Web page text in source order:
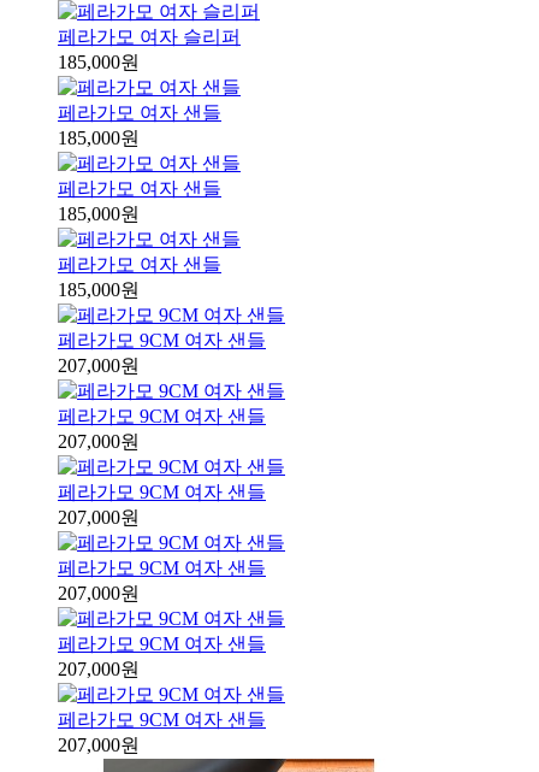
페라가모 여자 슬리퍼
185,000원
페라가모 여자 샌들
185,000원
페라가모 여자 샌들
185,000원
페라가모 여자 샌들
185,000원
페라가모 9CM 여자 샌들
207,000원
페라가모 9CM 여자 샌들
207,000원
페라가모 9CM 여자 샌들
207,000원
페라가모 9CM 여자 샌들
207,000원
페라가모 9CM 여자 샌들
207,000원
페라가모 9CM 여자 샌들
207,000원